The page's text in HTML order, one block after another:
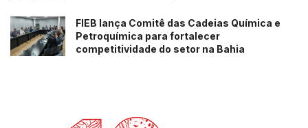
FIEB lança Comitê das Cadeias Química e
Petroquímica para fortalecer
competitividade do setor na Bahia